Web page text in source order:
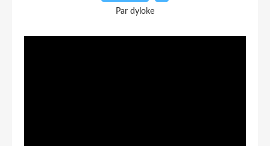
Par dyloke